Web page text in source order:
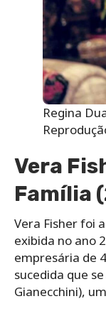
Regina
Vera
Família
Vera Fisher foi
exibida no ano
empresária de
sucedida que
Gianecchini),